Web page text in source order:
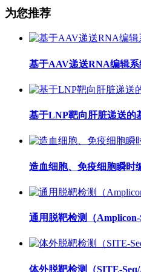
为您推荐
基于AAV递送RNA编辑
基于LNP靶向肝脏递送的
造血细胞、免疫细胞瞬时
通用脱靶检测（Amplicon-
体外脱靶检测（SITE-